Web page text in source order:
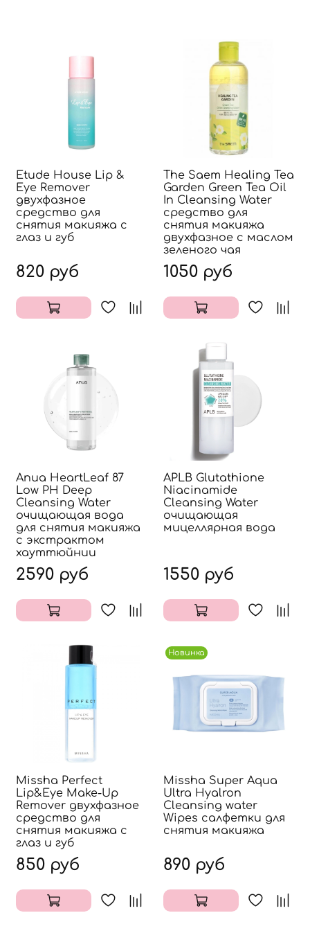
Etude House Lip &
Eye Remover
двухфазное
средство для
снятия макияжа с
глаз и губ
820 руб
The Saem Healing Tea
Garden Green Tea Oil
In Cleansing Water
средство для
снятия макияжа
двухфазное с маслом
зеленого чая
1050 руб
Anua HeartLeaf 87
Low PH Deep
Cleansing Water
очищающая вода
для снятия макияжа
с экстрактом
хауттюйнии
2590 руб
APLB Glutathione
Niacinamide
Cleansing Water
очищающая
мицеллярная вода
1550 руб
Missha Perfect
Lip&Eye Make-Up
Remover двухфазное
средство для
снятия макияжа с
глаз и губ
850 руб
Новинка
Missha Super Aqua
Ultra Hyalron
Cleansing water
Wipes салфетки для
снятия макияжа
890 руб